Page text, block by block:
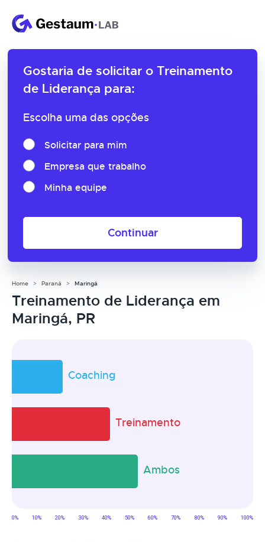
Gostaria de solicitar o Treinamento
de Liderança para:
Escolha uma das opções
Solicitar para mim
Empresa que trabalho
Minha equipe
Continuar
Home Paraná Maringá
Treinamento de Liderança em
Maringá, PR